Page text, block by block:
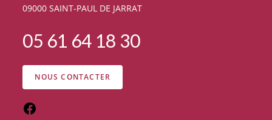
09000 SAINT-PAUL DE JARRAT
05 61 64 18 30
NOUS CONTACTER